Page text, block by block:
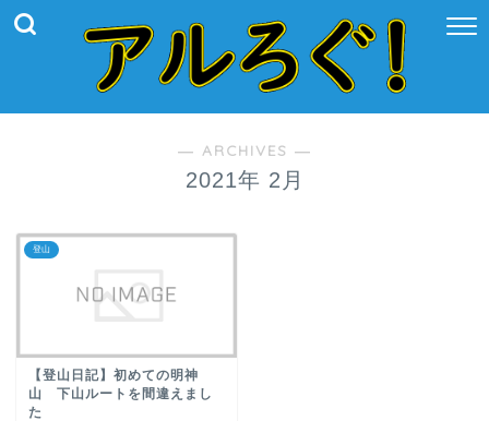
― ARCHIVES ―
2021年 2月
登山
【登山日記】初めての明神
山 下山ルートを間違えまし
た